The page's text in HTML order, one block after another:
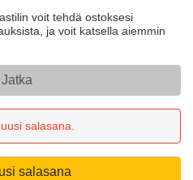
voit tehdä ostoksesi
ja voit katsella aiemmin
Jatka
salasana.
salasana